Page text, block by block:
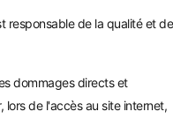
responsable de la qualité et de
dommages directs et
lors de l'accès au site internet,